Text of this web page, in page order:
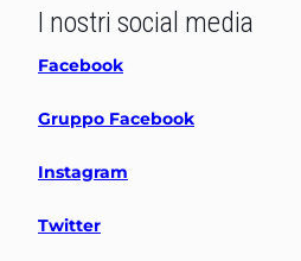
I nostri social media
Facebook
Gruppo Facebook
Instagram
Twitter